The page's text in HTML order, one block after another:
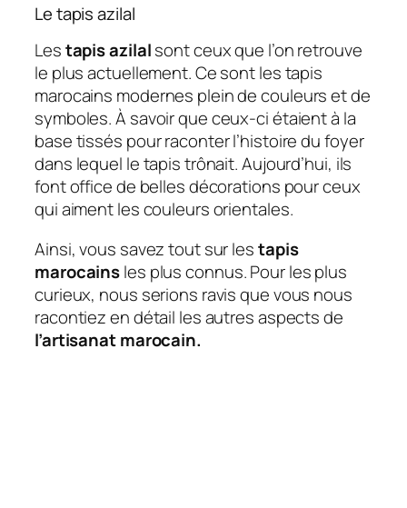
Le tapis azilal
Lestapis azilalsont ceux que l’on retrouve
le plus actuellement. Ce sont les tapis
marocains modernes plein de couleurs et de
symboles. À savoir que ceux-ci étaient à la
base tissés pour raconter l’histoire du foyer
dans lequel le tapis trônait. Aujourd’hui, ils
font office de belles décorations pour ceux
qui aiment les couleurs orientales.
Ainsi, vous savez tout sur lestapis
marocainsles plus connus. Pour les plus
curieux, nous serions ravis que vous nous
racontiez en détail les autres aspects de
l’artisanat marocain.